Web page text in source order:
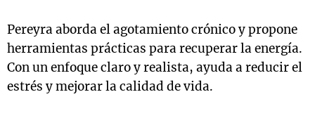
Pereyra aborda el agotamiento crónico y propone
herramientas prácticas para recuperar la energía.
Con un enfoque claro y realista, ayuda a reducir el
estrés y mejorar la calidad de vida.